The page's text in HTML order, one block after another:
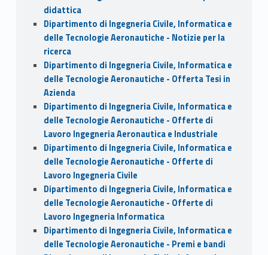
didattica
Dipartimento di Ingegneria Civile, Informatica e
delle Tecnologie Aeronautiche - Notizie per la
ricerca
Dipartimento di Ingegneria Civile, Informatica e
delle Tecnologie Aeronautiche - Offerta Tesi in
Azienda
Dipartimento di Ingegneria Civile, Informatica e
delle Tecnologie Aeronautiche - Offerte di
Lavoro Ingegneria Aeronautica e Industriale
Dipartimento di Ingegneria Civile, Informatica e
delle Tecnologie Aeronautiche - Offerte di
Lavoro Ingegneria Civile
Dipartimento di Ingegneria Civile, Informatica e
delle Tecnologie Aeronautiche - Offerte di
Lavoro Ingegneria Informatica
Dipartimento di Ingegneria Civile, Informatica e
delle Tecnologie Aeronautiche - Premi e bandi